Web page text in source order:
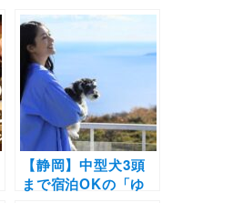
【静岡】中型犬3頭
まで宿泊OKの「ゆ